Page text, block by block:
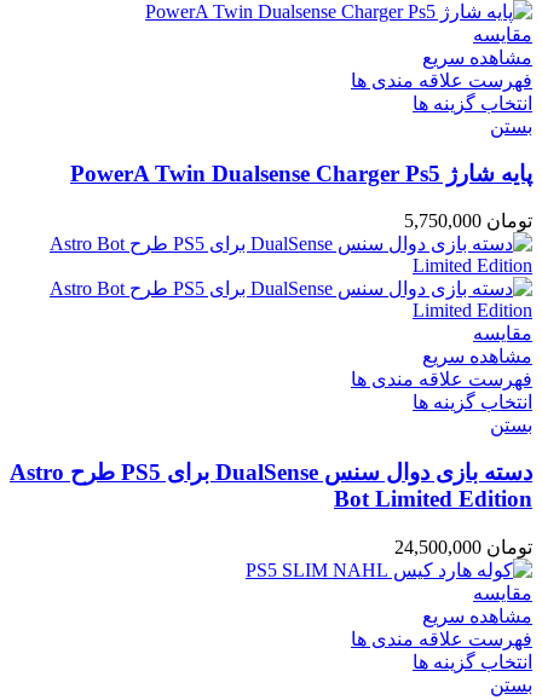
مقایسه
مشاهده سریع
فهرست علاقه مندی ها
انتخاب گزینه ها
بستن
پایه شارژ PowerA Twin Dualsense Charger Ps5
تومان
مقایسه
مشاهده سریع
فهرست علاقه مندی ها
انتخاب گزینه ها
بستن
دسته بازی دوال سنس DualSense برای PS5 طرح Astro
Bot Limited Edition
تومان
مقایسه
مشاهده سریع
فهرست علاقه مندی ها
انتخاب گزینه ها
بستن